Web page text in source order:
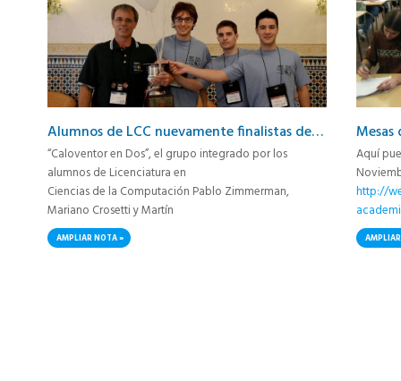
Alumnos de LCC nuevamente finalistas de la ICPC
“Caloventor en Dos”, el grupo integrado por los
alumnos de Licenciatura en
Ciencias de la Computación Pablo Zimmerman,
Mariano Crosetti y Martín
VillagraA, representarán a Argentina por segundo año
consecutivo en la
AMPLIAR NOTA
Aquí
http://